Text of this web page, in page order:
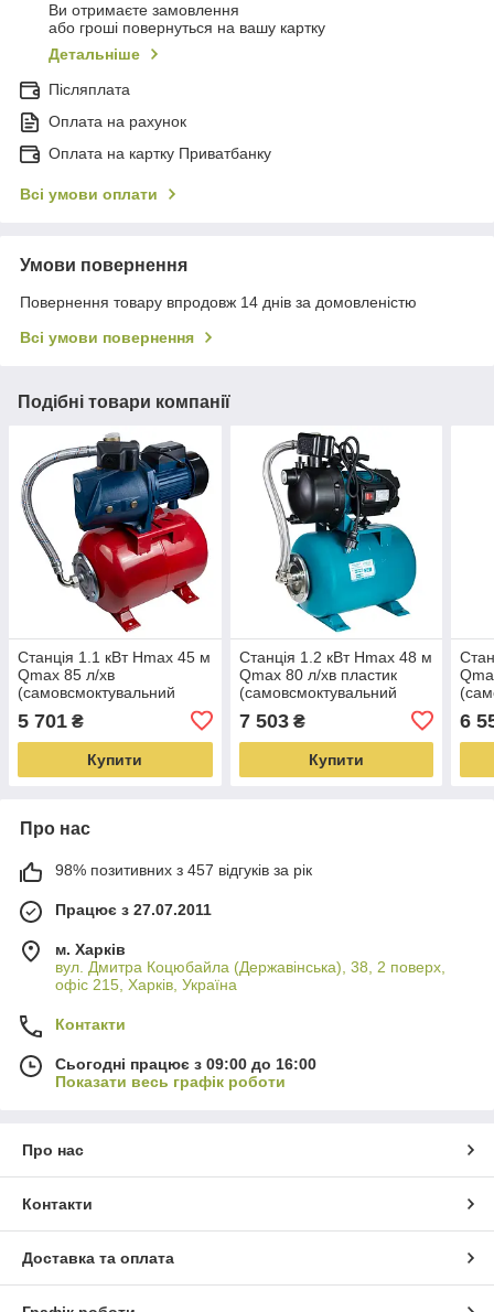
Ви отримаєте замовлення
або гроші повернуться на вашу картку
Детальніше
Післяплата
Оплата на рахунок
Оплата на картку Приватбанку
Всі умови оплати
Умови повернення
Повернення товару впродовж 14 днів за домовленістю
Всі умови повернення
Подібні товари компанії
Станція 1.1 кВт Hmax 45 м
Qmax 85 л/хв
(самовсмоктувальний
WETRON JSW15MA5
(775035/24)
5 701 ₴
Купити
Станція 1.2 кВт Hmax 48 м
Qmax 80 л/хв пластик
(самовсмоктувальний
AquaticaLEO (775309/24)
7 503₴
Купити
6
Про нас
98% позитивних з 457 відгуків за рік
Працює з 27.07.2011
м. Харків
вул. Дмитра Коцюбайла (Державінська), 38, 2 поверх,
офіс 215, Харків, Україна
Контакти
Сьогодні працює з 09:00 до 16:00
Показати весь графік роботи
Про нас
Контакти
Доставка та оплата